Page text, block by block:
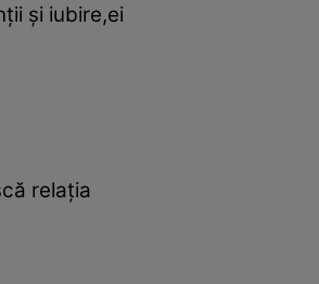
şi iubire,ei
relaţia